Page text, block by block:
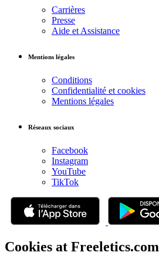
Carrières
Presse
Aide et Assistance
Mentions légales
Conditions
Confidentialité et cookies
Mentions légales
Réseaux sociaux
Facebook
Instagram
YouTube
TikTok
Cookies at Freeletics.com